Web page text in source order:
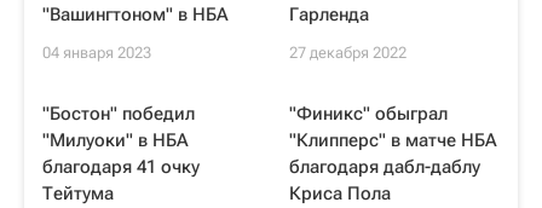
"Вашингтоном" в НБА
04 января 2023
Гарленда
27 декабря 2022
"Бостон" победил
"Милуоки" в НБА
благодаря 41 очку
Тейтума
"Финикс" обыграл
"Клипперс" в матче НБА
благодаря дабл-даблу
Криса Пола